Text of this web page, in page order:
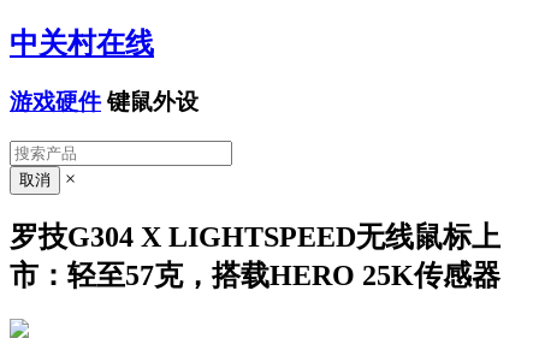
中关村在线
游戏硬件 键鼠外设
×
罗技G304 X LIGHTSPEED无线鼠标上
市：轻至57克，搭载HERO 25K传感器